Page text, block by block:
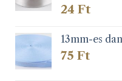
24Ft
13mm-es
75Ft